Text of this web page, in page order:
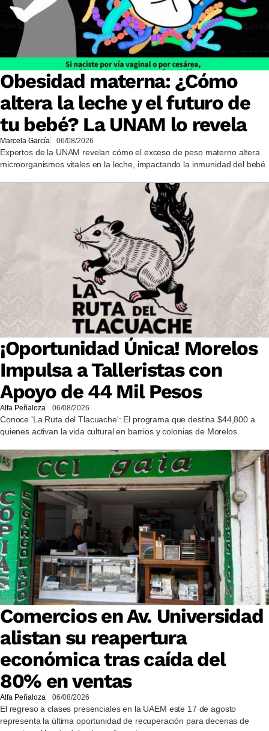
Obesidad materna: ¿Cómo
altera la leche y el futuro de
tu bebé? La UNAM lo revela
Marcela García 06/08/2026
Expertos de la UNAM revelan cómo el exceso de peso materno altera
microorganismos vitales en la leche, impactando la inmunidad del bebé
¡Oportunidad Única! Morelos
Impulsa a Talleristas con
Apoyo de 44 Mil Pesos
Alfa Peñaloza 06/08/2026
Conoce 'La Ruta del Tlacuache': El programa que destina $44,800 a
quienes activan la vida cultural en barrios y colonias de Morelos
Comercios en Av. Universidad
alistan su reapertura
económica tras caída del
80% en ventas
Alfa Peñaloza 06/08/2026
El regreso a clases presenciales en la UAEM este 17 de agosto
representa la última oportunidad de recuperación para decenas de